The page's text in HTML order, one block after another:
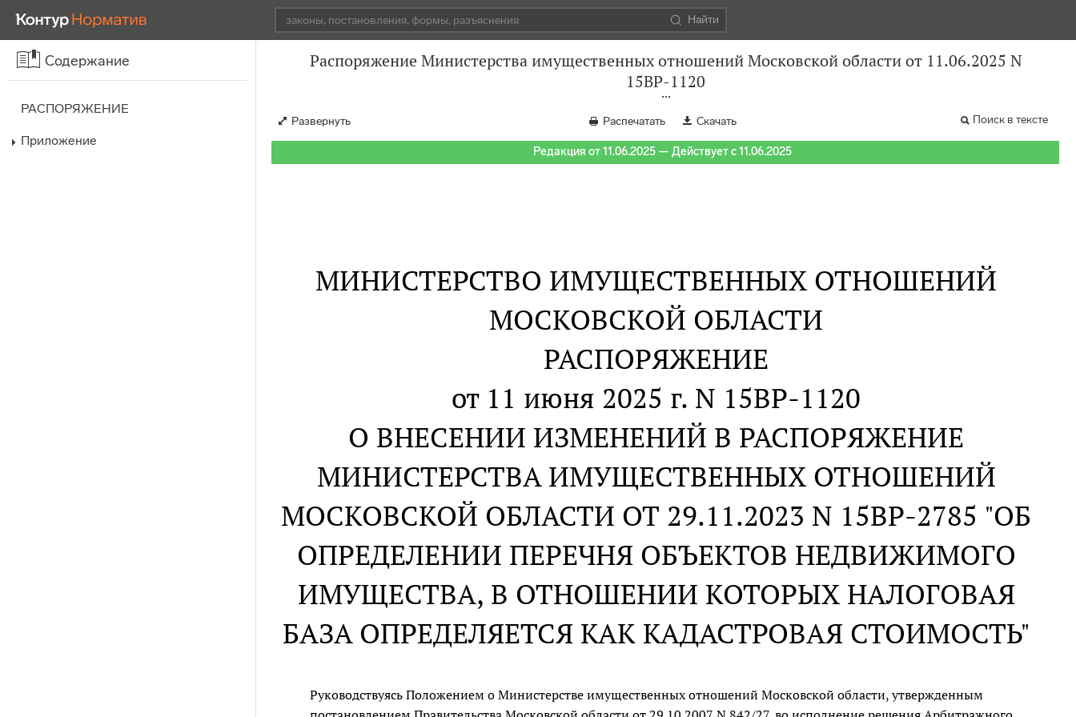
Найти
Содержание
РАСПОРЯЖЕНИЕ
Приложение
Распоряжение Министерства имущественных отношений Московской области от 11.06.2025 N
15ВР-1120
Развернуть Распечатать Скачать Поиск в тексте
Редакция от 11.06.2025 — Действует с 11.06.2025
МИНИСТЕРСТВО ИМУЩЕСТВЕННЫХ ОТНОШЕНИЙ
МОСКОВСКОЙ ОБЛАСТИ
РАСПОРЯЖЕНИЕ
от 11 июня 2025 г. N 15ВР-1120
О ВНЕСЕНИИ ИЗМЕНЕНИЙ В РАСПОРЯЖЕНИЕ
МИНИСТЕРСТВА ИМУЩЕСТВЕННЫХ ОТНОШЕНИЙ
МОСКОВСКОЙ ОБЛАСТИ ОТ 29.11.2023 N 15ВР-2785 "ОБ
ОПРЕДЕЛЕНИИ ПЕРЕЧНЯ ОБЪЕКТОВ НЕДВИЖИМОГО
ИМУЩЕСТВА, В ОТНОШЕНИИ КОТОРЫХ НАЛОГОВАЯ
БАЗА ОПРЕДЕЛЯЕТСЯ КАК КАДАСТРОВАЯ СТОИМОСТЬ"
Руководствуясь Положением о Министерстве имущественных отношений Московской области, утвержденным